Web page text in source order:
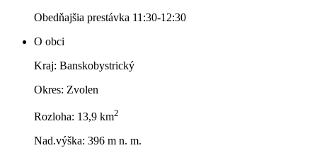
Obedňajšia prestávka 11:30-12:30
O obci
Kraj: Banskobystrický
Okres: Zvolen
Rozloha: 13,9 km2
Nad.výška: 396 m n. m.